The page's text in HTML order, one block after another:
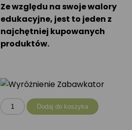
Ze względu na swoje walory
edukacyjne, jest to jeden z
najchętniej kupowanych
produktów.
ilość
Linijka
Dodaj do koszyka